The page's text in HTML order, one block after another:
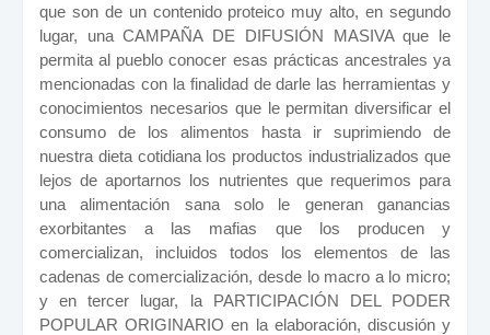
que son de un contenido proteico muy alto, en segundo
lugar, una CAMPAÑA DE DIFUSIÓN MASIVA que le
permita al pueblo conocer esas prácticas ancestrales ya
mencionadas con la finalidad de darle las herramientas y
conocimientos necesarios que le permitan diversificar el
consumo de los alimentos hasta ir suprimiendo de
nuestra dieta cotidiana los productos industrializados que
lejos de aportarnos los nutrientes que requerimos para
una alimentación sana solo le generan ganancias
exorbitantes a las mafias que los producen y
comercializan, incluidos todos los elementos de las
cadenas de comercialización, desde lo macro a lo micro;
y en tercer lugar, la PARTICIPACIÓN DEL PODER
POPULAR ORIGINARIO en la elaboración, discusión y